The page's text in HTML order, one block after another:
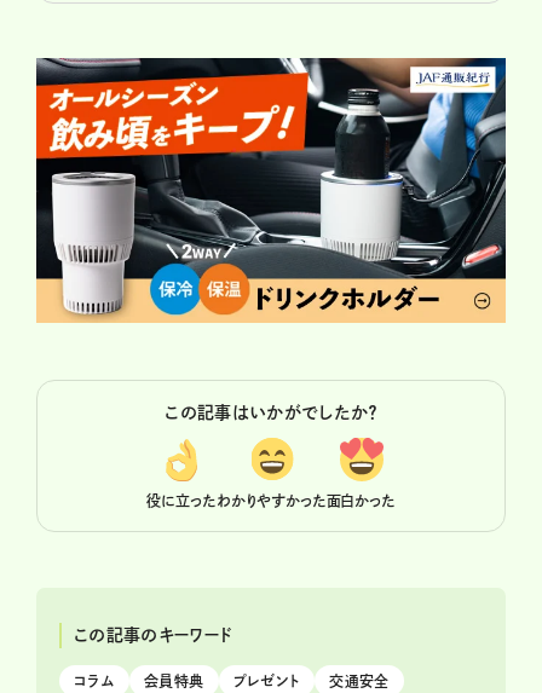
この記事はいかがでしたか？
役に立ったわかりやすかった面白かった
この記事のキーワード
コラム 会員特典 プレゼント 交通安全